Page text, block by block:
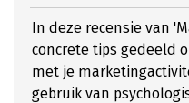
In deze recensie van
concrete tips gedeeld
met je
gebruik van